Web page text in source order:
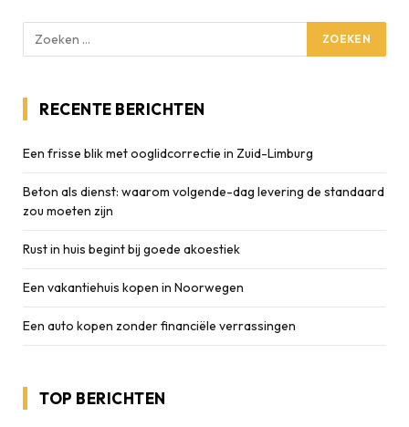
RECENTE BERICHTEN
Een frisse blik met ooglidcorrectie in Zuid-Limburg
Beton als dienst: waarom volgende-dag levering de standaard
zou moeten zijn
Rust in huis begint bij goede akoestiek
Een vakantiehuis kopen in Noorwegen
Een auto kopen zonder financiële verrassingen
TOP BERICHTEN